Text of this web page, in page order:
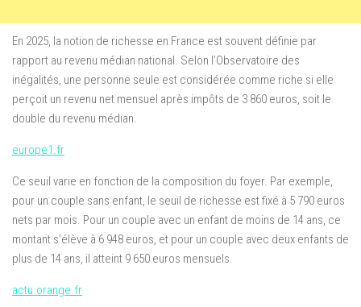
En 2025, la notion de richesse en France est souvent définie par
rapport au revenu médian national. Selon l’Observatoire des
inégalités, une personne seule est considérée comme riche si elle
perçoit un revenu net mensuel après impôts de 3 860 euros, soit le
double du revenu médian.
europe1.fr
Ce seuil varie en fonction de la composition du foyer. Par exemple,
pour un couple sans enfant, le seuil de richesse est fixé à 5 790 euros
nets par mois. Pour un couple avec un enfant de moins de 14 ans, ce
montant s’élève à 6 948 euros, et pour un couple avec deux enfants de
plus de 14 ans, il atteint 9 650 euros mensuels.
actu.orange.fr